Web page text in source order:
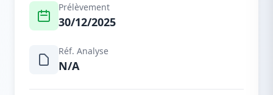
Prélèvement
30/12/2025
Réf. Analyse
N/A